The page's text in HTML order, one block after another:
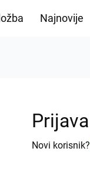
Najnovije
Prijava
Novi korisnik?